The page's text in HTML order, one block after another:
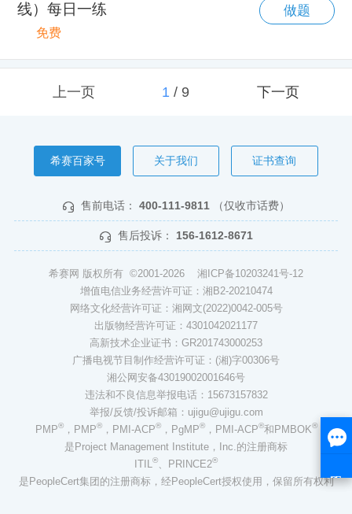
线）每日一练
免费
做题
上一页 1/ 9 下一页
希赛百家号 关于我们 证书查询
售前电话： 400-111-9811 （仅收市话费）
售后投诉： 156-1612-8671
希赛网 版权所有 ©2001-2026 湘ICP备10203241号-12
增值电信业务经营许可证：湘B2-20210474
网络文化经营许可证：湘网文(2022)0042-005号
出版物经营许可证：4301042021177
高新技术企业证书：GR201743000253
广播电视节目制作经营许可证：(湘)字00306号
湘公网安备43019002001646号
违法和不良信息举报电话：15673157832
举报/反馈/投诉邮箱：ujigu@ujigu.com
PMP®，PMP®，PMI-ACP®，PgMP®，PMI-ACP®和PMBOK®
是Project Management Institute，Inc.的注册商标
ITIL®、PRINCE2®
是PeopleCert集团的注册商标，经PeopleCert授权使用，保留所有权利